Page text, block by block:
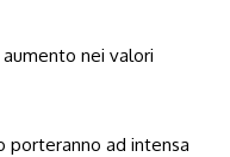
nei valori
porteranno ad intensa